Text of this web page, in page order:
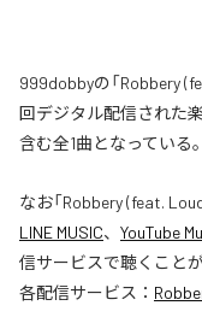
999dobbyの「Robbery
回デジタル配信された
含む全1曲となっている。
なお「Robbery (feat.
LINE MUSIC、 YouTube
信サービスで聴くことが
各配信サービス：